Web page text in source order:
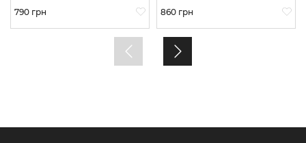
Цена
790 грн Цена
860 грн